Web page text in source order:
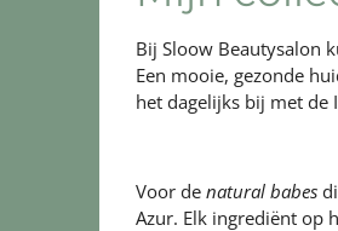
Bij Sloow Beautysalon
Een mooie, gezonde
het dagelijks bij met de
Voor de natural babes
Azur. Elk ingrediënt op